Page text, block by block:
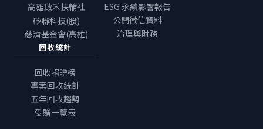
高雄啟禾扶輪社
矽聯科技(股)
慈濟基金會(高雄)
ESG 永續影響報告
公開徵信資料
治理與財務
回收統計
回收捐贈榜
專案回收統計
五年回收趨勢
受贈一覽表